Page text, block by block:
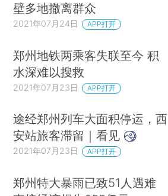
壁多地撤离群众
2021年07月24日 APP打开
郑州地铁两乘客失联至今 积
水深难以搜救
2021年07月23日 APP打开
途经郑州列车大面积停运，西
安站旅客滞留｜看见
2021年07月23日 APP打开
郑州特大暴雨已致51人遇难